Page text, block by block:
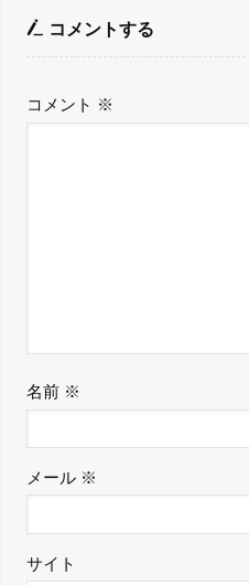
コメントする
コメント ※
名前 ※
メール ※
サイト